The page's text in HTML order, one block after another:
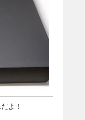
よ！